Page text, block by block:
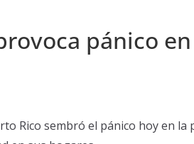
pánico
Rico sembró el pánico hoy en la